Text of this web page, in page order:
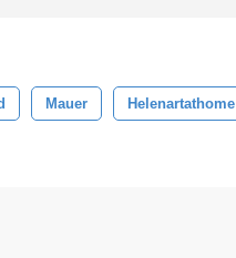
Mauer Helenartathome